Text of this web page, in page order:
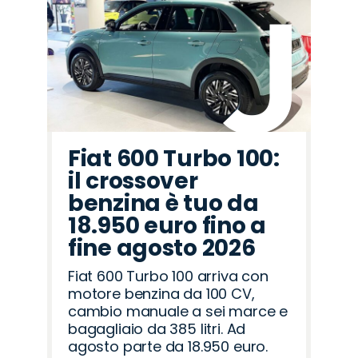
Seat
Citroën
Alfa
Romeo
Jaecoo
Fiat
Hyundai
Opel
Land
Rover
Omoda
Jeep
Peugeot
Lancia
Abarth
Mazda
Cupra
Fiat 600 Turbo 100:
il crossover
benzina è tuo da
18.950 euro fino a
fine agosto 2026
Fiat 600 Turbo 100 arriva con
motore benzina da 100 CV,
cambio manuale a sei marce e
bagagliaio da 385 litri. Ad
agosto parte da 18.950 euro.